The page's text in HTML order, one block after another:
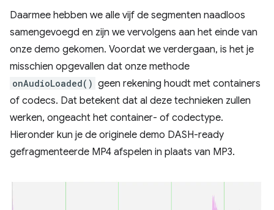
Daarmee hebben we alle vijf de segmenten naadloos
samengevoegd en zijn we vervolgens aan het einde van
onze demo gekomen. Voordat we verdergaan, is het je
misschien opgevallen dat onze methode
onAudioLoaded() geen rekening houdt met containers
of codecs. Dat betekent dat al deze technieken zullen
werken, ongeacht het container- of codectype.
Hieronder kun je de originele demo DASH-ready
gefragmenteerde MP4 afspelen in plaats van MP3.